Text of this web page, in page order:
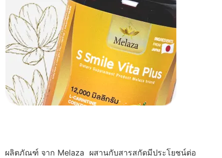
ผลิตภัณฑ์ จาก Melaza ผสานกับสารสกัดมีประโยชน์ต่อ